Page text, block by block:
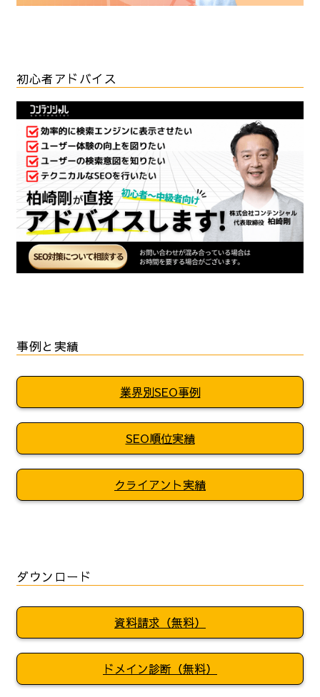
初心者アドバイス
事例と実績
業界別SEO事例
SEO順位実績
クライアント実績
ダウンロード
資料請求（無料）
ドメイン診断（無料）